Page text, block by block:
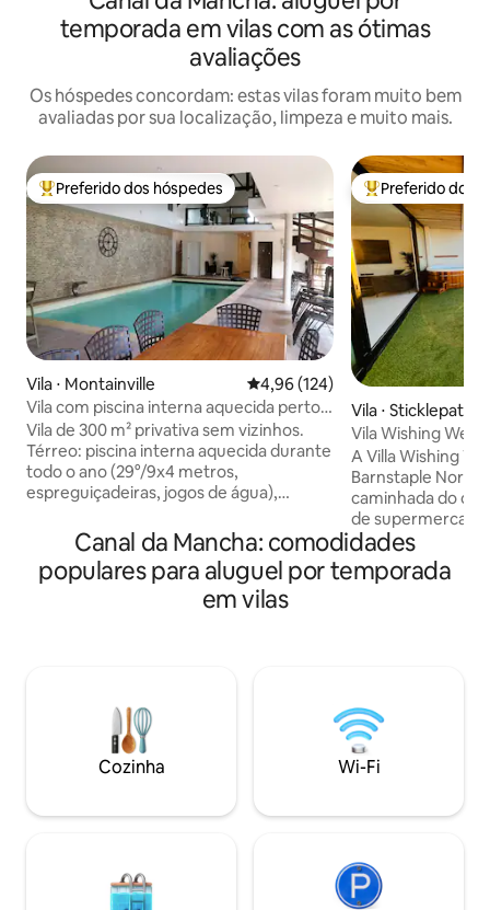
temporada em vilas com as ótimas
avaliações
Os hóspedes concordam: estas vilas foram muito bem
avaliadas por sua localização, limpeza e muito mais.
Entre os melhores preferidos dos hóspedes
Preferido dos hóspedes
Vila ⋅ Montainville 4,96 de uma avaliação média de
4,96 (124)
Vila com piscina interna aquecida perto
de Versalhes
Vila de 300 m² privativa sem vizinhos.
Térreo: piscina interna aquecida durante
todo o ano (29°/9x4 metros,
espreguiçadeiras, jogos de água),
equipada, 2 quartos, banheiro com
chuveiro + ducha italiana, banheiro
separado, lavanderia. 1º andar: sala de
estar (TV conectada), área de
pingue-pongue) + jardim (quadra de
petanca, trampolim, balanço).
Entre os
Preferido dos
Vila ⋅ Sticklepath
Vila Wishing Well
A Villa Wishing
Barnstaple North
caminhada do
de
situada ao lado
Tarka e tem
e a apenas 5 km
animais de
a estadia Não é possível carregar carros
elétricos!
Canal da Mancha: comodidades
populares para aluguel por temporada
em vilas
Cozinha Wi-Fi